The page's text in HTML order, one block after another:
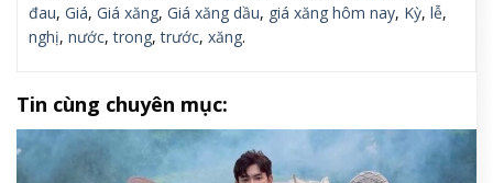
đau, Giá, Giá xăng, Giá xăng dầu, giá xăng hôm nay, Kỳ, lễ,
nghị, nước,trong,trước, xăng.
Tin cùng chuyên mục: